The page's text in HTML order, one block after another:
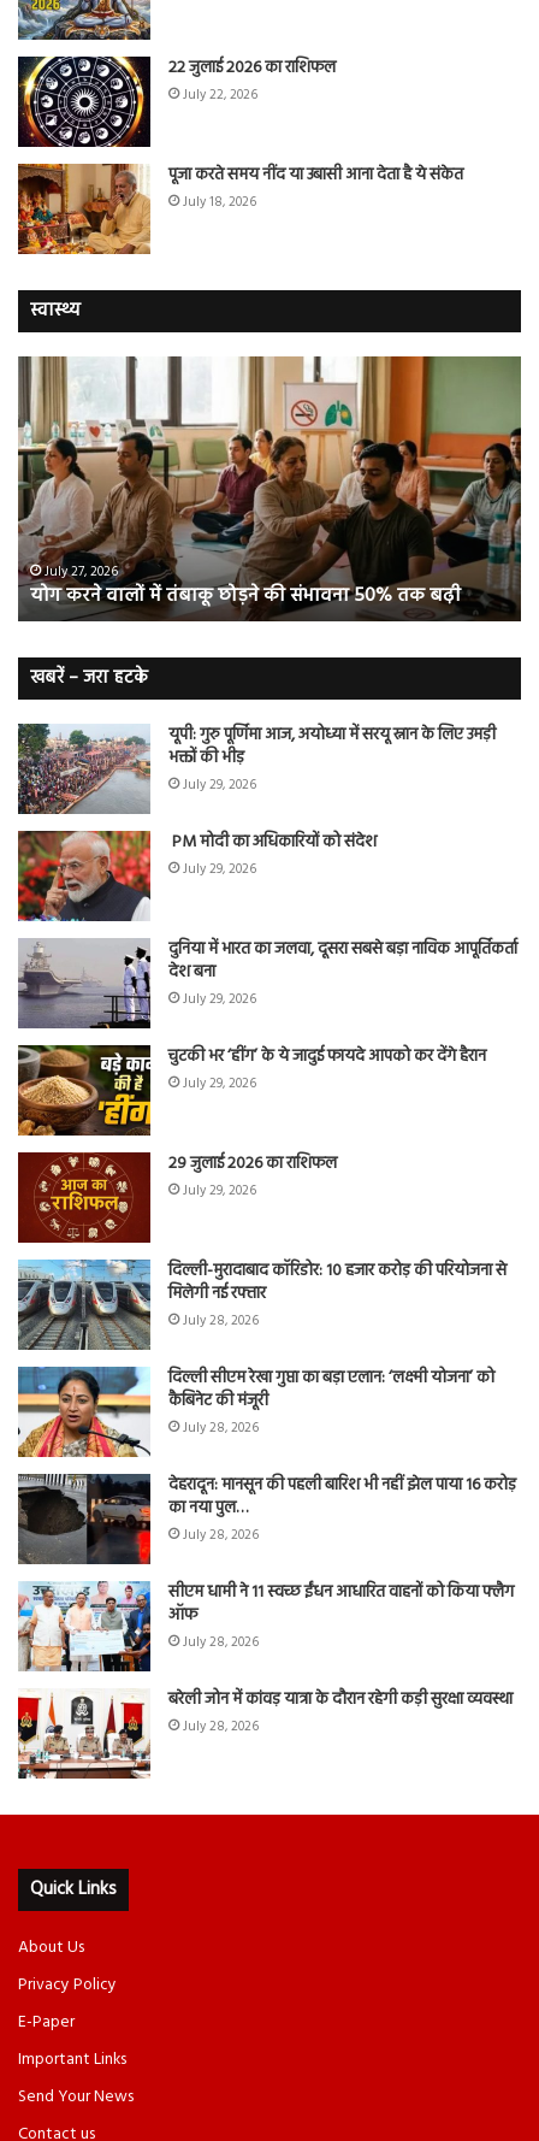
22 जुलाई 2026 का राशिफल
July 22, 2026
पूजा करते समय नींद या उबासी आना देता है ये संकेत
July 18, 2026
स्वास्थ्य
करने
वालों
में
तंबाकू
छोड़ने
की
संभावना
50%
तक
बढ़ी
July 27, 2026
योग करने वालों में तंबाकू छोड़ने की संभावना 50% तक बढ़ी
को
रहे
थे
‘ब्रेन
वह
खबरें – जरा हटके
यूपी: गुरु पूर्णिमा आज, अयोध्या में सरयू स्नान के लिए उमड़ी
भक्तों की भीड़
July 29, 2026
PM मोदी का अधिकारियों को संदेश
July 29, 2026
दुनिया में भारत का जलवा, दूसरा सबसे बड़ा नाविक आपूर्तिकर्ता
देश बना
July 29, 2026
चुटकी भर ‘हींग’ के ये जादुई फायदे आपको कर देंगे हैरान
July 29, 2026
29 जुलाई 2026 का राशिफल
July 29, 2026
दिल्ली-मुरादाबाद कॉरिडोर: 10 हजार करोड़ की परियोजना से
मिलेगी नई रफ्तार
July 28, 2026
दिल्ली सीएम रेखा गुप्ता का बड़ा एलान: ‘लक्ष्मी योजना’ को
कैबिनेट की मंजूरी
July 28, 2026
देहरादून: मानसून की पहली बारिश भी नहीं झेल पाया 16 करोड़
का नया पुल…
July 28, 2026
सीएम धामी ने 11 स्वच्छ ईंधन आधारित वाहनों को किया फ्लैग
ऑफ
July 28, 2026
बरेली जोन में कांवड़ यात्रा के दौरान रहेगी कड़ी सुरक्षा व्यवस्था
July 28, 2026
Quick Links
About Us
Privacy Policy
E-Paper
Important Links
Send Your News
Contact us